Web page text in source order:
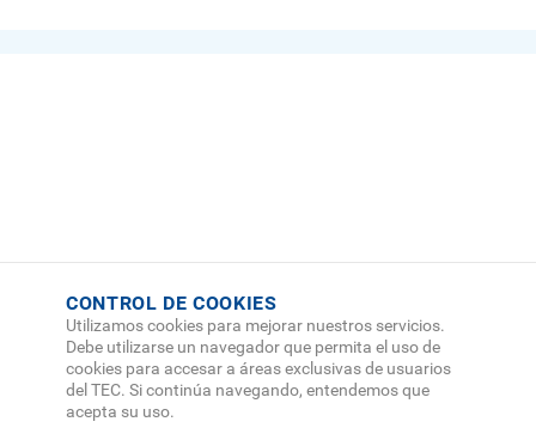
CONTROL DE COOKIES
Utilizamos cookies para mejorar nuestros servicios.
Debe utilizarse un navegador que permita el uso de
cookies para accesar a áreas exclusivas de usuarios
del TEC. Si continúa navegando, entendemos que
acepta su uso.